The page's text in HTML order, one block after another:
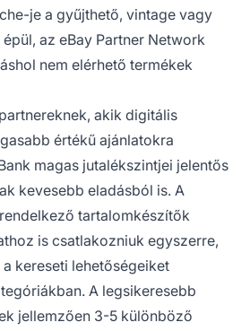
je a gyűjthető, vintage vagy
az eBay Partner Network
nem elérhető termékek
akik digitális
értékű ajánlatokra
magas jutalékszintjei jelentős
kevesebb eladásból is. A
tartalomkészítők
is csatlakozniuk egyszerre,
kereseti lehetőségeiket
A legsikeresebb
jellemzően 3-5 különböző